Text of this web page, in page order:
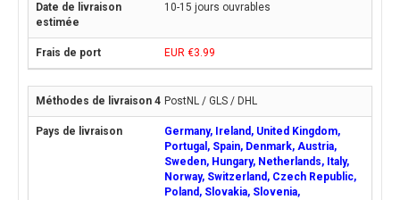
10-15 jours ouvrables
EUR €3.99
PostNL / GLS / DHL
Germany, Ireland, United Kingdom,
Portugal, Spain, Denmark, Austria,
Sweden, Hungary, Netherlands, Italy,
Norway, Switzerland, Czech Republic,
Poland, Slovakia, Slovenia,